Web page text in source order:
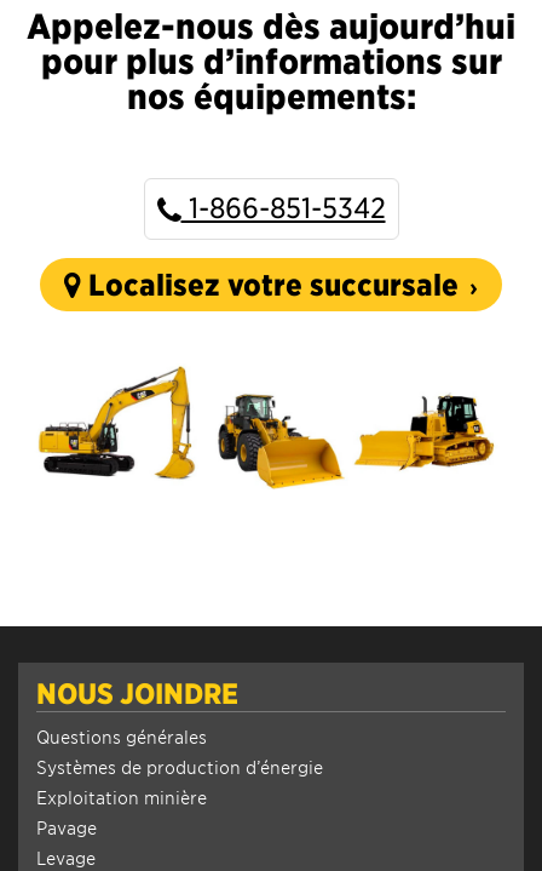
Appelez-nous dès aujourd’hui
pour plus d’informations sur
nos équipements:
1-866-851-5342
Localisez votre succursale
NOUS JOINDRE
Questions générales
Systèmes de production d’énergie
Exploitation minière
Pavage
Levage